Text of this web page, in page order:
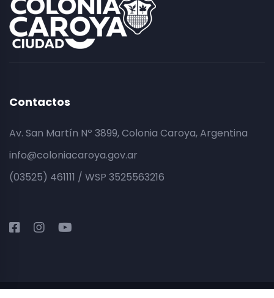
Contactos
Av. San Martín Nº 3899, Colonia Caroya, Argentina
info@coloniacaroya.gov.ar
(03525) 461111 / WSP 3525563216